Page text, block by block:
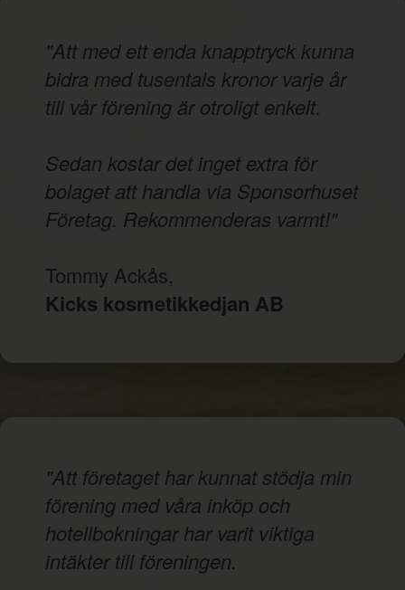
"Att med ett enda knapptryck kunna
bidra med tusentals kronor varje år
till vår förening är otroligt enkelt.
Sedan kostar det inget extra för
bolaget att handla via Sponsorhuset
Företag. Rekommenderas varmt!"
Tommy Ackås,
Kicks kosmetikkedjan AB
"Att företaget har kunnat stödja min
förening med våra inköp och
hotellbokningar har varit viktiga
intäkter till föreningen.